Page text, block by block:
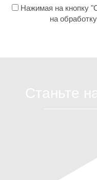
Нажимая на кнопку
на обработку